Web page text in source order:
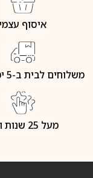
איסוף עצמי
משלוחים לבית ב-5 ימי עסקים
מעל 25 שנות ותק